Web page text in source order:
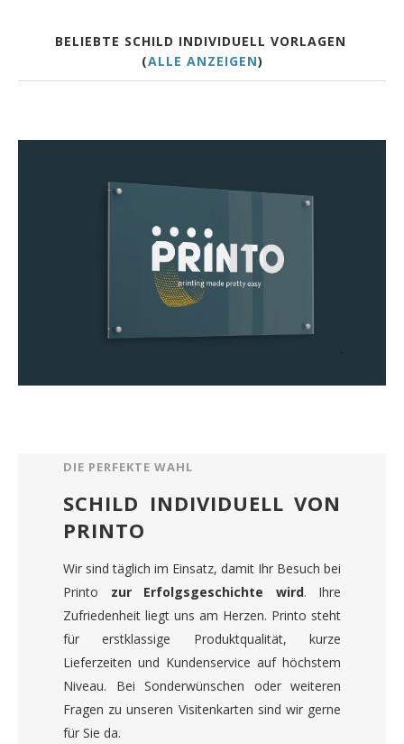
BELIEBTE SCHILD INDIVIDUELL VORLAGEN
(ALLE ANZEIGEN)
DIE PERFEKTE WAHL
SCHILD INDIVIDUELL VON
PRINTO
Wir sind täglich im Einsatz, damit Ihr Besuch bei
Printo zur Erfolgsgeschichte wird. Ihre
Zufriedenheit liegt uns am Herzen. Printo steht
für erstklassige Produktqualität, kurze
Lieferzeiten und Kundenservice auf höchstem
Niveau. Bei Sonderwünschen oder weiteren
Fragen zu unseren Visitenkarten sind wir gerne
für Sie da.